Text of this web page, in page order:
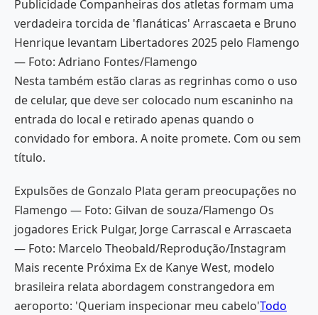
Publicidade Companheiras dos atletas formam uma
verdadeira torcida de 'flanáticas' Arrascaeta e Bruno
Henrique levantam Libertadores 2025 pelo Flamengo
— Foto: Adriano Fontes/Flamengo
Nesta também estão claras as regrinhas como o uso
de celular, que deve ser colocado num escaninho na
entrada do local e retirado apenas quando o
convidado for embora. A noite promete. Com ou sem
título.
Expulsões de Gonzalo Plata geram preocupações no
Flamengo — Foto: Gilvan de souza/Flamengo Os
jogadores Erick Pulgar, Jorge Carrascal e Arrascaeta
— Foto: Marcelo Theobald/Reprodução/Instagram
Mais recente Próxima Ex de Kanye West, modelo
brasileira relata abordagem constrangedora em
aeroporto: 'Queriam inspecionar meu cabelo'Todo